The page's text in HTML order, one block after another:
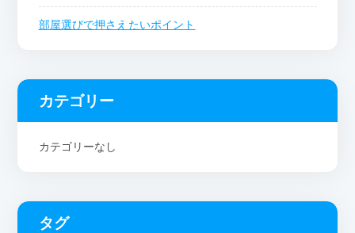
部屋選びで押さえたいポイント
カテゴリー
カテゴリーなし
タグ